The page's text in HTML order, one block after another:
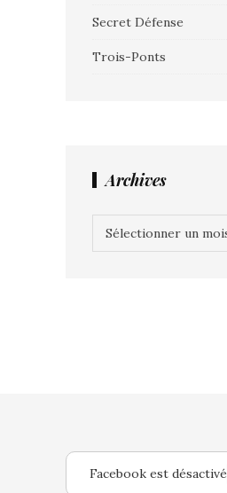
Secret Défense
Trois-Ponts
Archives
Facebook est désactivé